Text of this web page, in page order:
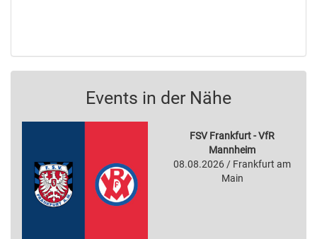
Events in der Nähe
FSV Frankfurt - VfR
Mannheim
08.08.2026 / Frankfurt am
Main